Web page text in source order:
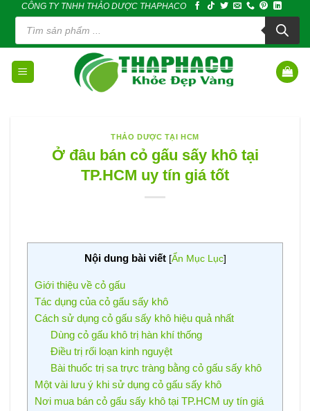
content
CÔNG TY TNHH THẢO DƯỢC THAPHACO
Tìm
kiếm
phẩm
THẢO DƯỢC TẠI HCM
Ở đâu bán cỏ gấu sấy khô tại
TP.HCM uy tín giá tốt
Nội dung bài viết [Ẩn Mục Lục]
Giới thiệu về cỏ gấu
Tác dụng của cỏ gấu sấy khô
Cách sử dụng cỏ gấu sấy khô hiệu quả nhất
Dùng cỏ gấu khô trị hàn khí thống
Điều trị rối loạn kinh nguyệt
Bài thuốc trị sa trực tràng bằng cỏ gấu sấy khô
Một vài lưu ý khi sử dụng cỏ gấu sấy khô
Nơi mua bán cỏ gấu sấy khô tại TP.HCM uy tín giá